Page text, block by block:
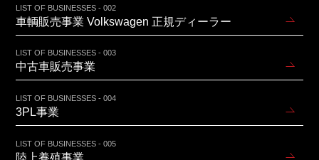
LIST OF BUSINESSES - 002
車輌販売事業 Volkswagen 正規ディーラー
LIST OF BUSINESSES - 003
中古車販売事業
LIST OF BUSINESSES - 004
3PL事業
LIST OF BUSINESSES - 005
陸上養殖事業